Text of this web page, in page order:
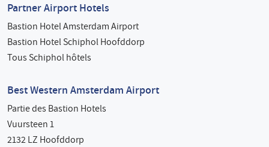
Partner Airport Hotels
Bastion Hotel Amsterdam Airport
Bastion Hotel Schiphol Hoofddorp
Tous Schiphol hôtels
Best Western Amsterdam Airport
Partie des Bastion Hotels
Vuursteen 1
2132 LZ Hoofddorp